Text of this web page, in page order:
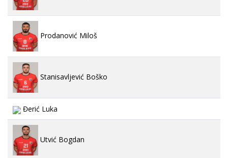
Prodanović Miloš
Stanisavljević Boško
Đerić Luka
Utvić Bogdan